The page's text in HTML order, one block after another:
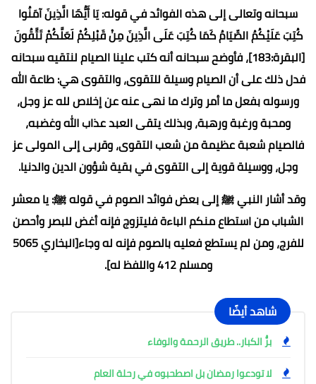
سبحانه وتعالى إلى هذه الفوائد في قوله: يَا أَيُّهَا الَّذِينَ آمَنُوا
كُتِبَ عَلَيْكُمُ الصِّيَامُ كَمَا كُتِبَ عَلَى الَّذِينَ مِنْ قَبْلِكُمْ لَعَلَّكُمْ تَتَّقُونَ
[البقرة:183]، فأوضح سبحانه أنه كتب علينا الصيام لنتقيه سبحانه
فدل ذلك على أن الصيام وسيلة للتقوى، والتقوى هي: طاعة الله
ورسوله بفعل ما أمر وترك ما نهى عنه عن إخلاص لله عز وجل،
ومحبة ورغبة ورهبة، وبذلك يتقى العبد عذاب الله وغضبه،
فالصيام شعبة عظيمة من شعب التقوى، وقربى إلى المولى عز
وجل، ووسيلة قوية إلى التقوى في بقية شؤون الدين والدنيا.
وقد أشار النبي ﷺ إلى بعض فوائد الصوم في قوله ﷺ: يا معشر
الشباب من استطاع منكم الباءة فليتزوج فإنه أغض للبصر وأحصن
للفرج، ومن لم يستطع فعليه بالصوم فإنه له وجاء[البخاري 5065
ومسلم 412 واللفظ له].
شاهد أيضًا
برُّ الكبار.. طريق الرحمة والوفاء
لا تودعوا رمضان بل اصطحبوه في رحلة العام